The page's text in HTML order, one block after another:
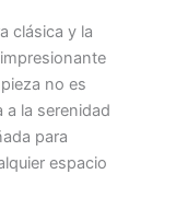
clásica y la
no es
la serenidad
para
espacio